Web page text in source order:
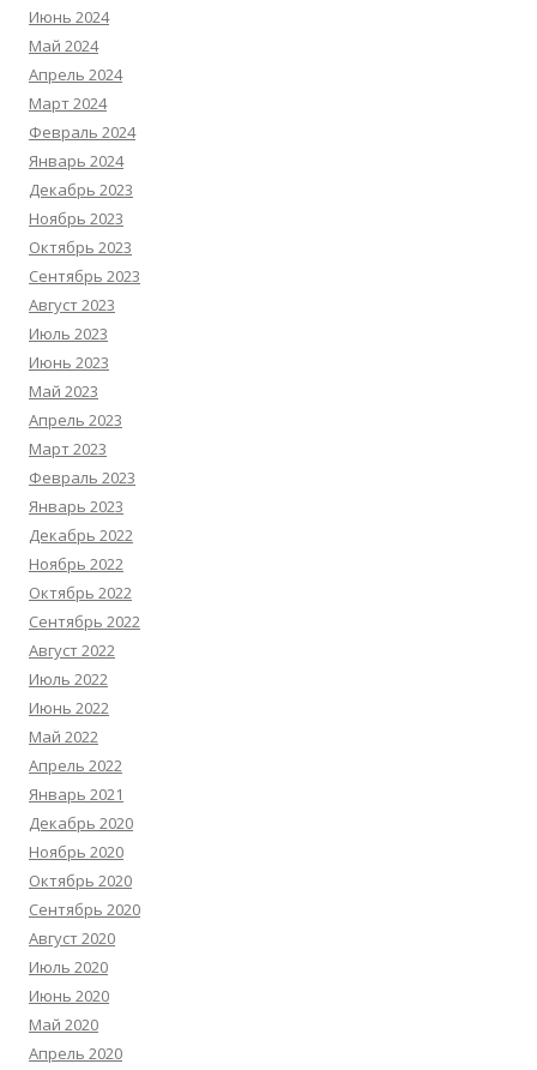
Июнь 2024
Май 2024
Апрель 2024
Март 2024
Февраль 2024
Январь 2024
Декабрь 2023
Ноябрь 2023
Октябрь 2023
Сентябрь 2023
Август 2023
Июль 2023
Июнь 2023
Май 2023
Апрель 2023
Март 2023
Февраль 2023
Январь 2023
Декабрь 2022
Ноябрь 2022
Октябрь 2022
Сентябрь 2022
Август 2022
Июль 2022
Июнь 2022
Май 2022
Апрель 2022
Январь 2021
Декабрь 2020
Ноябрь 2020
Октябрь 2020
Сентябрь 2020
Август 2020
Июль 2020
Июнь 2020
Май 2020
Апрель 2020